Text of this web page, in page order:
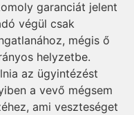
garanciát jelent
végül csak
mégis ő
helyzetbe.
az ügyintézést
a vevő mégsem
ami veszteséget